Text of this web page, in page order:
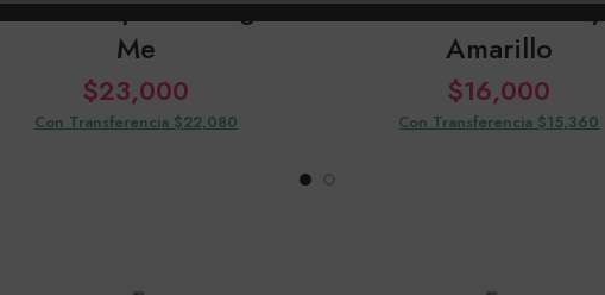
Shampoo Straight
Me
$23,000
Con Transferencia $22,080
kuul Tinte Funny
Amarillo
$16,000
Con Transferencia $15,360